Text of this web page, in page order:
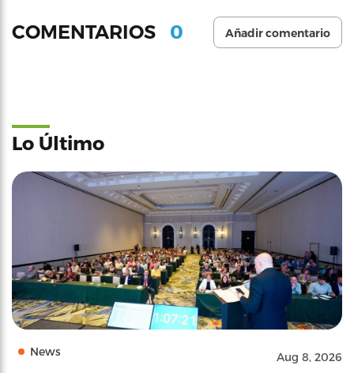
COMENTARIOS 0 Añadir comentario
Lo Último
News Aug 8, 2026